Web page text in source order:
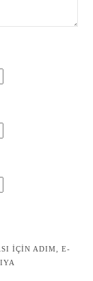
IÇIN ADIM, E-